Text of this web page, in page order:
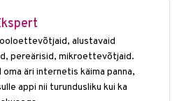
alustavaid
pereärisid, mikroettevõtjaid.
oma äri internetis käima panna,
appi nii turundusliku kui ka